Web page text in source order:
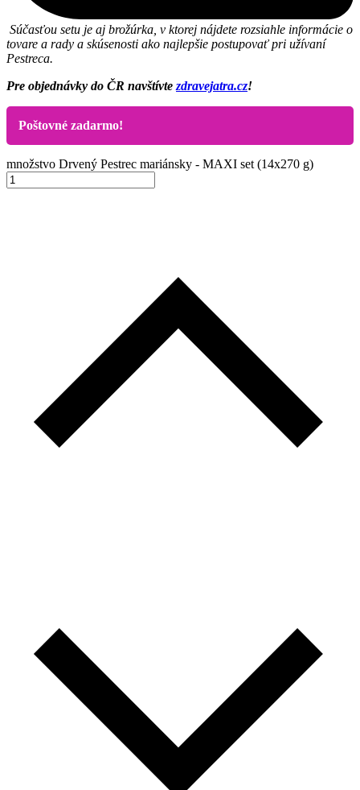
Súčasťou setu je aj brožúrka, v ktorej nájdete rozsiahle informácie o
tovare a rady a skúsenosti ako najlepšie postupovať pri užívaní
Pestreca.
Pre objednávky do ČR navštívte zdravejatra.cz!
Poštovné zadarmo!
množstvo Drvený Pestrec mariánsky - MAXI set (14x270 g)